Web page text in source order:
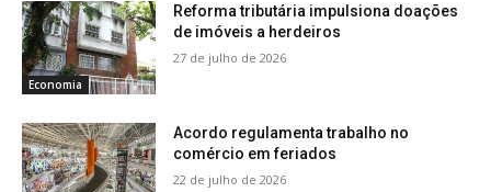
Economia
Reforma tributária impulsiona doações
de imóveis a herdeiros
27 de julho de 2026
Acordo regulamenta trabalho no
comércio em feriados
22 de julho de 2026